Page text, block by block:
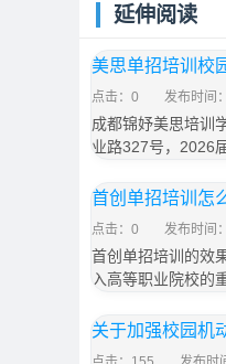
延伸阅读
美思单招培训校
点击：0 发布时间
成都锦妤美思培训
业路327号，2026
首创单招培训怎
点击：0 发布时间
首创单招培训的效
入高等职业院校的
关于加强校园机